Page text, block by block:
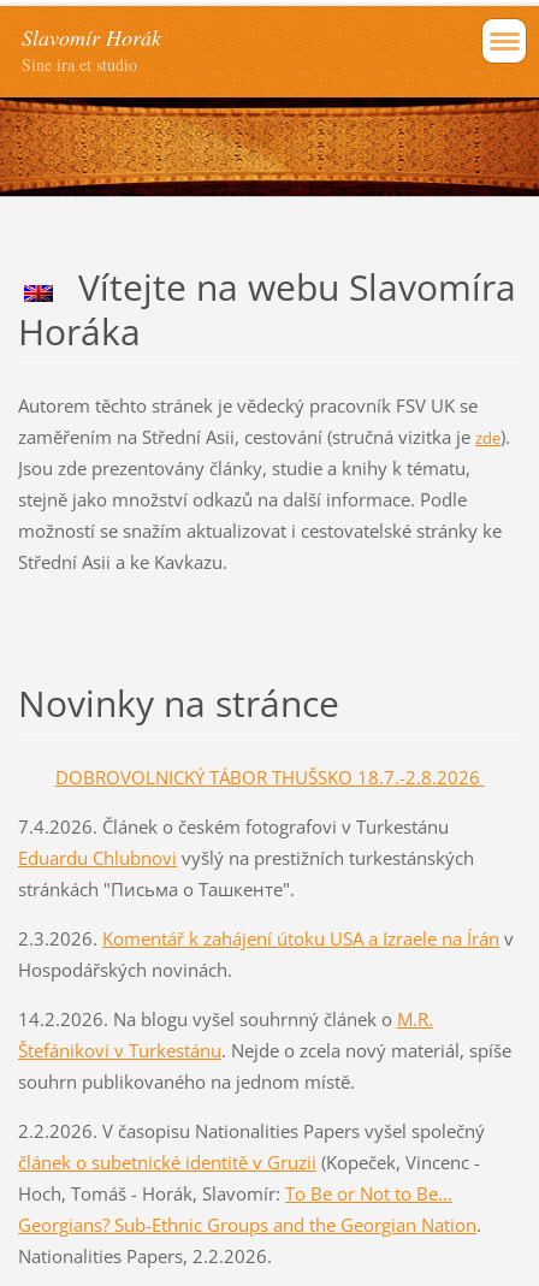
Slavomír Horák
Sine ira et studio
Vítejte na webu Slavomíra
Horáka
Autorem těchto stránek je vědecký pracovník FSV UK se
zaměřením na Střední Asii, cestování (stručná vizitka je zde).
Jsou zde prezentovány články, studie a knihy k tématu,
stejně jako množství odkazů na další informace. Podle
možností se snažím aktualizovat i cestovatelské stránky ke
Střední Asii a ke Kavkazu.
Novinky na stránce
DOBROVOLNICKÝ TÁBOR THUŠSKO 18.7.-2.8.2026
7.4.2026. Článek o českém fotografovi v Turkestánu
Eduardu Chlubnovi vyšlý na prestižních turkestánských
stránkách "Письма о Ташкенте".
2.3.2026. Komentář k zahájení útoku USA a Izraele na Írán v
Hospodářských novinách.
14.2.2026. Na blogu vyšel souhrnný článek o M.R.
Štefánikovi v Turkestánu. Nejde o zcela nový materiál, spíše
souhrn publikovaného na jednom místě.
2.2.2026. V časopisu Nationalities Papers vyšel společný
článek o subetnické identitě v Gruzii (Kopeček, Vincenc -
Hoch, Tomáš - Horák, Slavomír: To Be or Not to Be…
Georgians? Sub-Ethnic Groups and the Georgian Nation.
Nationalities Papers, 2.2.2026.